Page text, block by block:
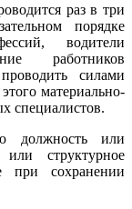
раз в три
порядке
водители
работников
силами
материально-
специалистов.
должность или
структурное
при сохранении